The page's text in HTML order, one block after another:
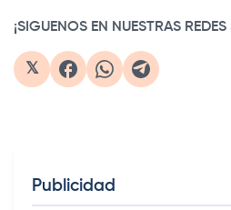
¡SIGUENOS EN NUESTRAS
𝕏
Publicidad